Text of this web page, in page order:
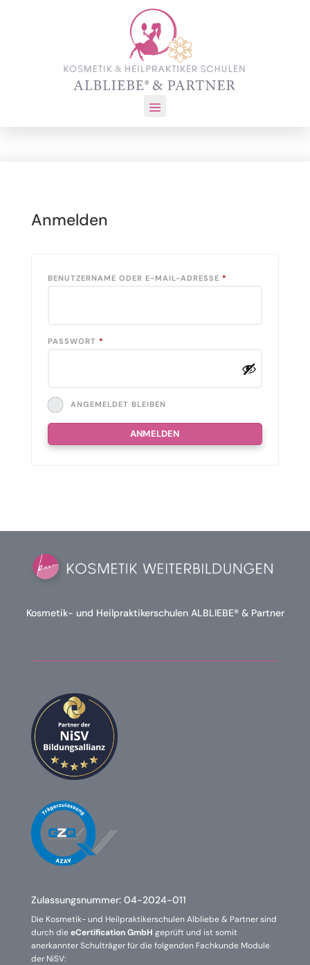
Anmelden
BENUTZERNAME ODER E-MAIL-ADRESSE *
PASSWORT *
ANGEMELDET BLEIBEN
ANMELDEN
Kosmetik- und Heilpraktikerschulen ALBLIEBE® & Partner
Zulassungsnummer: 04-2024-011
Die Kosmetik- und Heilpraktikerschulen Albliebe & Partner sind
durch dieeCertification GmbH geprüft und ist somit
anerkannter Schulträger für die folgenden Fachkunde Module
der NiSV: